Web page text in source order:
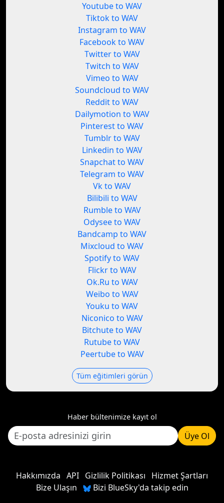
Youtube to WAV
Tiktok to WAV
Instagram to WAV
Facebook to WAV
Twitter to WAV
Twitch to WAV
Vimeo to WAV
Soundcloud to WAV
Reddit to WAV
Dailymotion to WAV
Pinterest to WAV
Tumblr to WAV
Linkedin to WAV
Snapchat to WAV
Telegram to WAV
Vk to WAV
Bilibili to WAV
Rumble to WAV
Odysee to WAV
Bandcamp to WAV
Mixcloud to WAV
Spotify to WAV
Flickr to WAV
Ok.Ru to WAV
Weibo to WAV
Youku to WAV
Niconico to WAV
Bitchute to WAV
Rutube to WAV
Peertube to WAV
Tüm eğitimleri görün
Haber bültenimize kayıt ol
Üye Ol
Hakkımızda API Gizlilik Politikası
Hizmet Şartları
Bize Ulaşın
Bizi BlueSky'da takip edin